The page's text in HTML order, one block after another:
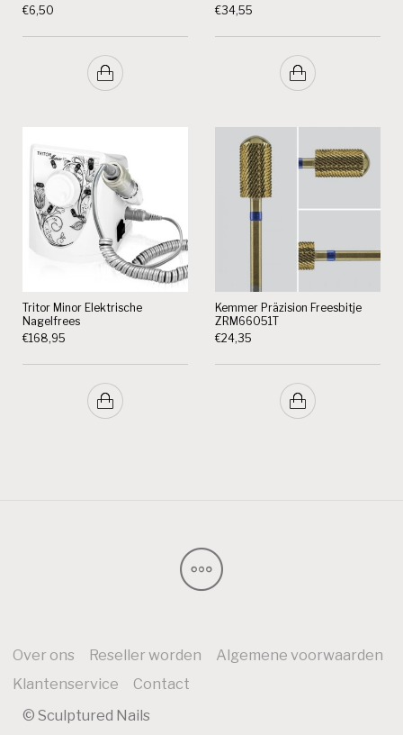
€6,50
€34,55
Tritor Minor Elektrische
Nagelfrees
€168,95
Kemmer Präzision Freesbitje
ZRM66051T
€24,35
Over ons Reseller worden
Algemene voorwaarden
Klantenservice
Contact
© Sculptured Nails